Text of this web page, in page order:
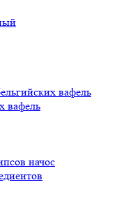
вафель
вафель
начос